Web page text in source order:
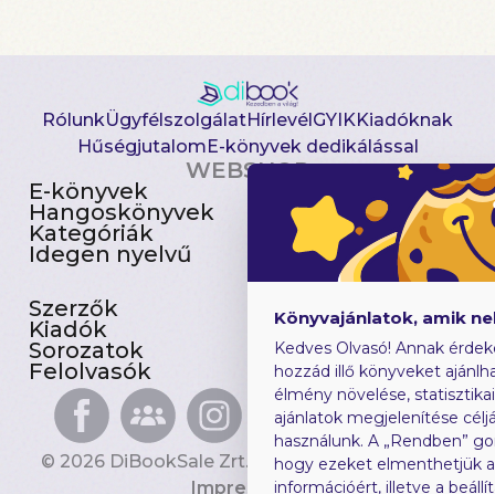
RólunkÜgyfélszolgálatHírlevélGYIKKiadóknak
HűségjutalomE-könyvek dedikálással
WEBSHOP
E-könyvek
Hangoskönyvek
Kategóriák
Idegen nyelvű
Csomagajánlatok
Akciósak
Előjegyezhetők
Újdonságok
Szerzők
Kiadók
Sorozatok
Felolvasók
Gyerekkönyvek
Heti toplista
Ajándékutalvány
Blog
© 2026 DiBookSale Zrt. Minden jog fenntartva.
Impresszum
Könyvajánlatok, amik
Kedves Olvasó! Annak
hozzád illő könyveket
élmény növelése,
ajánlatok megjelenítése
használunk. A „Rendben”
hogy ezeket elmenthetjük
információért, illetve a